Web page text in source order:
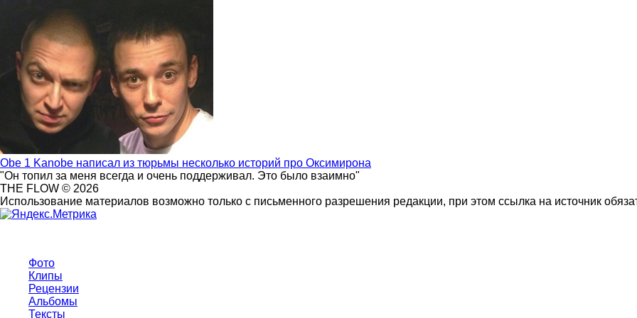
Obe 1 Kanobe написал из тюрьмы несколько историй про Оксимирона
"Он топил за меня всегда и очень поддерживал. Это было взаимно"
THE FLOW © 2026
Использование материалов возможно только с письменного разрешения редакции, при этом ссылка на источник
Фото
Клипы
Рецензии
Альбомы
Тексты